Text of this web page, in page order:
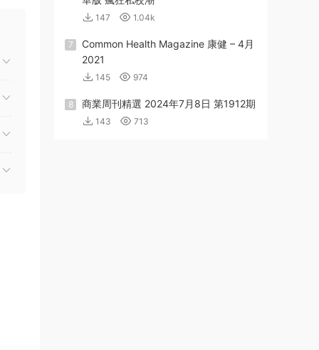
147 1.04k
7
Common Health Magazine 康健 – 4月
2021
145 974
8 商業周刊精選 2024年7月8日 第1912期
143 713